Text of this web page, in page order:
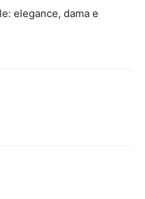
elegance, dama e